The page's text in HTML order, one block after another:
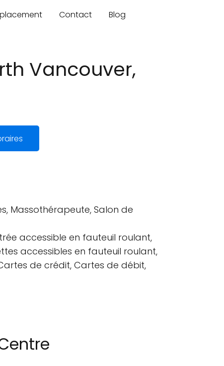
Contact Blog
Vancouver,
Massothérapeute, Salon de
accessible en fauteuil roulant,
accessibles en fauteuil roulant,
de crédit, Cartes de débit,